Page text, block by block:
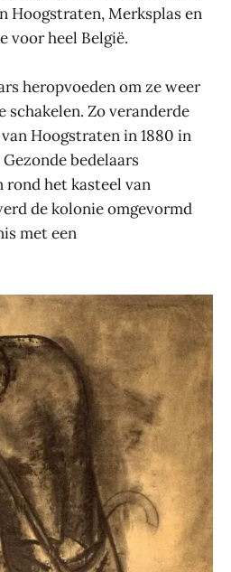
Hoogstraten, Merksplas en
voor heel België.
heropvoeden om ze weer
schakelen. Zo veranderde
Hoogstraten in 1880 in
bedelaars
rond het kasteel van
de kolonie omgevormd
met een